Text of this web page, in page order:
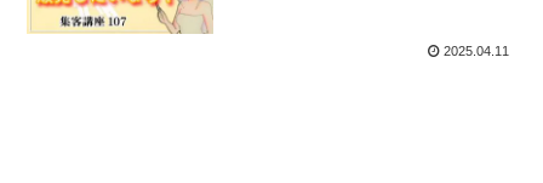
2025.04.11